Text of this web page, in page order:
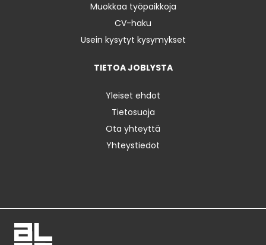
Muokkaa työpaikkoja
CV-haku
Usein kysytyt kysymykset
TIETOA JOBLYSTA
Yleiset ehdot
Tietosuoja
Ota yhteyttä
Yhteystiedot